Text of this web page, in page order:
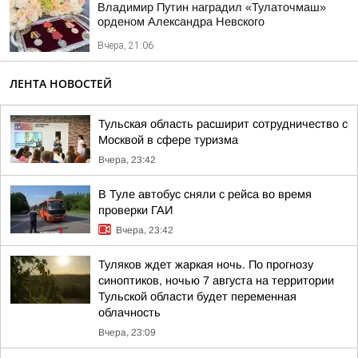
Владимир Путин наградил «Тулаточмаш»
орденом Александра Невского
Вчера, 21:06
ЛЕНТА НОВОСТЕЙ
Тульская область расширит сотрудничество с
Москвой в сфере туризма
Вчера, 23:42
В Туле автобус сняли с рейса во время
проверки ГАИ
Вчера, 23:42
Туляков ждет жаркая ночь. По прогнозу
синоптиков, ночью 7 августа на территории
Тульской области будет переменная
облачность
Вчера, 23:09